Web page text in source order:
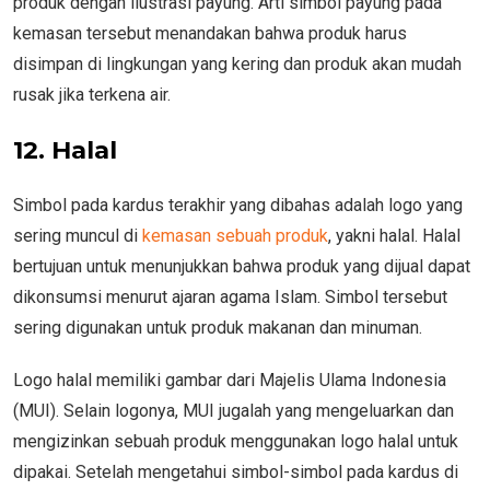
kemasan tersebut menandakan bahwa produk harus
disimpan di lingkungan yang kering dan produk akan mudah
rusak jika terkena air.
12. Halal
Simbol pada kardus terakhir yang dibahas adalah logo yang
sering muncul di kemasan sebuah produk, yakni halal. Halal
bertujuan untuk menunjukkan bahwa produk yang dijual dapat
dikonsumsi menurut ajaran agama Islam. Simbol tersebut
sering digunakan untuk produk makanan dan minuman.
Logo halal memiliki gambar dari Majelis Ulama Indonesia
(MUI). Selain logonya, MUI jugalah yang mengeluarkan dan
mengizinkan sebuah produk menggunakan logo halal untuk
dipakai. Setelah mengetahui simbol-simbol pada kardus di